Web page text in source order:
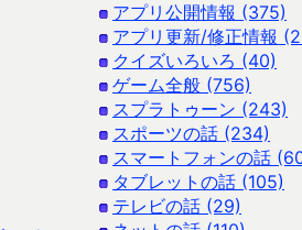
アプリ公開情報 (375)
アプリ更新/修正情報
クイズいろいろ (40)
ゲーム全般 (756)
スプラトゥーン (243)
スポーツの話 (234)
スマートフォンの話
タブレットの話 (105)
テレビの話 (29)